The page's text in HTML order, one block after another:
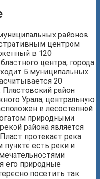
районов
центром
в 120
центра, города
5 муниципальных
20
Пластовский район
Урала, центральную
в лесостепной
природными
района является
протекает река
есть реки и
его природные
посетить так